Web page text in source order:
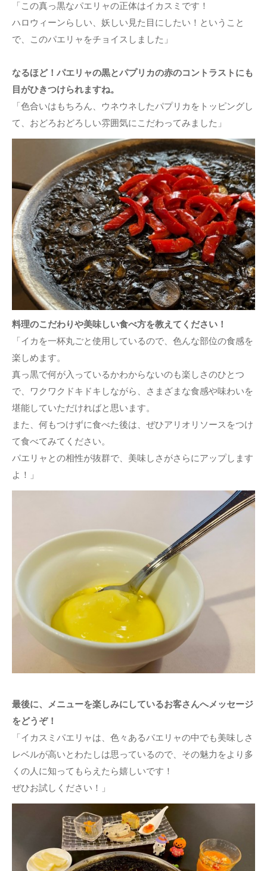
「この真っ黒なパエリャの正体はイカスミです！
ハロウィーンらしい、妖しい見た目にしたい！ということ
で、このパエリャをチョイスしました」
なるほど！パエリャの黒とパプリカの赤のコントラストにも
目がひきつけられますね。
「色合いはもちろん、ウネウネしたパプリカをトッピングし
て、おどろおどろしい雰囲気にこだわってみました」
料理のこだわりや美味しい食べ方を教えてください！
「イカを一杯丸ごと使用しているので、色んな部位の食感を
楽しめます。
真っ黒で何が入っているかわからないのも楽しさのひとつ
で、ワクワクドキドキしながら、さまざまな食感や味わいを
堪能していただければと思います。
また、何もつけずに食べた後は、ぜひアリオリソースをつけ
て食べてみてください。
パエリャとの相性が抜群で、美味しさがさらにアップします
よ！」
最後に、メニューを楽しみにしているお客さんへメッセージ
をどうぞ！
「イカスミパエリャは、色々あるパエリャの中でも美味しさ
レベルが高いとわたしは思っているので、その魅力をより多
くの人に知ってもらえたら嬉しいです！
ぜひお試しください！」